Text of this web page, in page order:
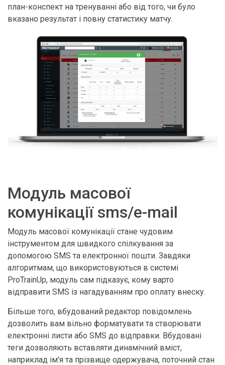
план-конспект на тренуванні або від того, чи було
вказано результат і повну статистику матчу.
Модуль масової
комунікації sms/e-mail
Модуль масової комунікації стане чудовим
інструментом для швидкого спілкування за
допомогою SMS та електронної пошти. Завдяки
алгоритмам, що використовуються в системі
ProTrainUp, модуль сам підказує, кому варто
відправити SMS із нагадуванням про оплату внеску.
Більше того, вбудований редактор повідомлень
дозволить вам вільно форматувати та створювати
електронні листи або SMS до відправки. Вбудовані
теги дозволяють вставляти динамічний вміст,
наприклад ім'я та прізвище одержувача, поточний стан